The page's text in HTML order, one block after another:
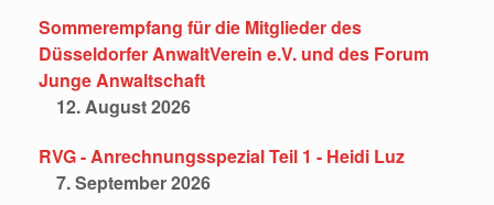
Sommerempfang für die Mitglieder des
Düsseldorfer AnwaltVerein e.V. und des Forum
Junge Anwaltschaft
12. August 2026
RVG - Anrechnungsspezial Teil 1 - Heidi Luz
7. September 2026